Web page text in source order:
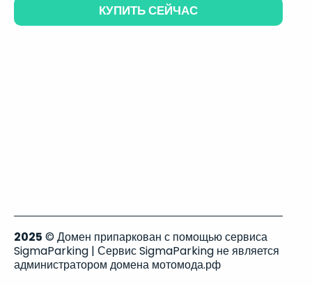
КУПИТЬ СЕЙЧАС
2025 © Домен припаркован с помощью сервиса
SigmaParking | Сервис SigmaParking не является
администратором домена мотомода.рф